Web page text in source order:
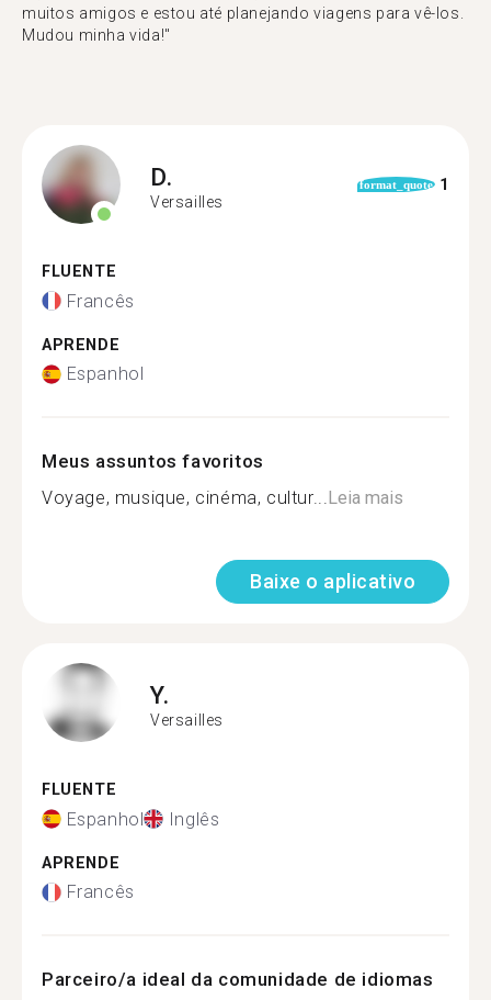
muitos amigos e estou até planejando viagens para vê-los.
Mudou minha vida!"
D.
Versailles
format_quote 1
FLUENTE
Francês
APRENDE
Espanhol
Meus assuntos favoritos
Voyage, musique, cinéma, cultur...Leia mais
Baixe o aplicativo
Y.
Versailles
FLUENTE
Espanhol Inglês
APRENDE
Francês
Parceiro/a ideal da comunidade de idiomas